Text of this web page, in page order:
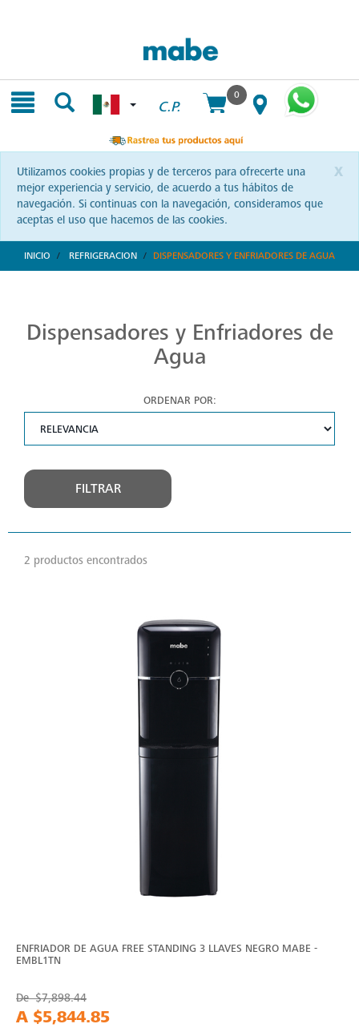
C.P.
0
x
Utilizamos cookies propias y de terceros para ofrecerte una
mejor experiencia y servicio, de acuerdo a tus hábitos de
navegación. Si continuas con la navegación, consideramos que
aceptas el uso que hacemos de las cookies.
INICIO REFRIGERACION DISPENSADORES Y ENFRIADORES DE AGUA
Dispensadores y Enfriadores de
Agua
ORDENAR POR:
FILTRAR
2 productos encontrados
ENFRIADOR DE AGUA FREE STANDING 3 LLAVES NEGRO MABE -
EMBL1TN
De$7,898.44
A $5,844.85